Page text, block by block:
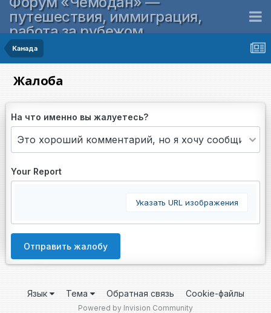
путешествия, иммиграция,
работа за рубежом
Канада
Жалоба
На что именно вы жалуетесь?
Your Report
Указать URL изображения
Отправить жалобу
Язык Тема Обратная связь Cookie-файлы
Powered by Invision Community